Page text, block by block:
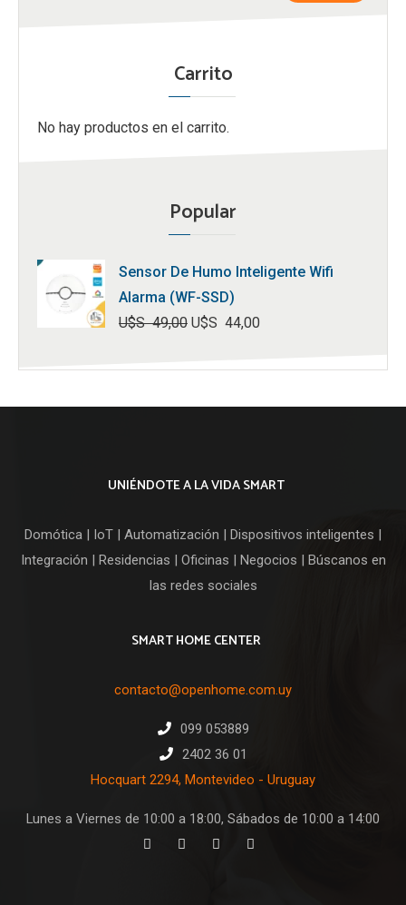
Carrito
No hay productos en el carrito.
Popular
Sensor De Humo Inteligente Wifi
Alarma (WF-SSD)
U$S49,00
precio
U$S 44,00
precio
UNIÉNDOTE A LA VIDA SMART
Domótica | IoT | Automatización | Dispositivos inteligentes |
Integración | Residencias | Oficinas | Negocios | Búscanos en
las redes sociales
SMART HOME CENTER
contacto@openhome.com.uy
099 053889
2402 36 01
Hocquart 2294, Montevideo - Uruguay
Lunes a Viernes de 10:00 a 18:00, Sábados de 10:00 a 14:00